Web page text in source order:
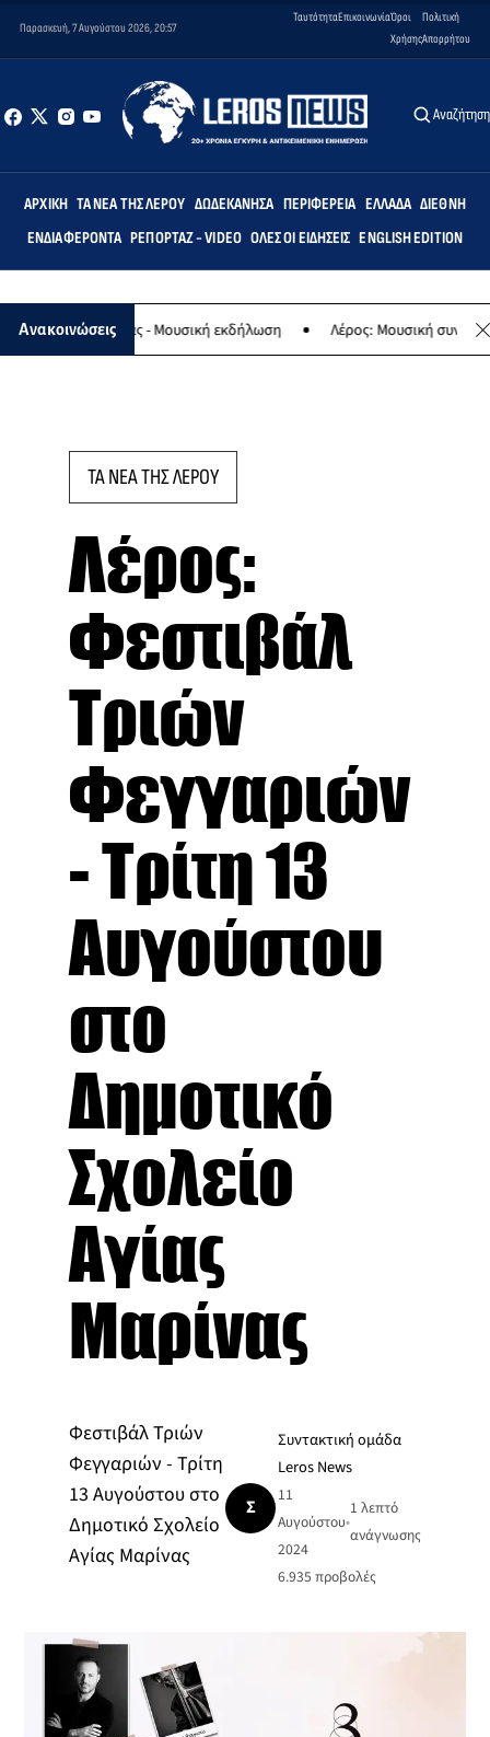
Παρασκευή, 7 Αυγούστου 2026, 20:57
ΤαυτότηταΕπικοινωνίαΌροι
Χρήσης
Πολιτική
Απορρήτου
Αναζήτηση
ΑΡΧΙΚΉ ΤΑ ΝΈΑ ΤΗΣ ΛΈΡΟΥ ΔΩΔΕΚΆΝΗΣΑ ΠΕΡΙΦΈΡΕΙΑ ΕΛΛΆΔΑ ΔΙΕΘΝΉ
ΕΝΔΙΑΦΈΡΟΝΤΑ ΡΕΠΟΡΤΆΖ - VIDEO ΌΛΕΣ ΟΙ ΕΙΔΉΣΕΙΣ ENGLISH EDITION
Ανακοινώσεις
της Παναγίας - Μουσική εκδήλωση Λέρος: Μουσική συναυλία
ΤΑ ΝΕΑ ΤΗΣ ΛΕΡΟΥ
Λέρος:
Φεστιβάλ
Τριών
Φεγγαριών
- Τρίτη 13
Αυγούστου
στο
Δημοτικό
Σχολείο
Αγίας
Μαρίνας
Φεστιβάλ Τριών
Φεγγαριών - Τρίτη
13 Αυγούστου στο
Δημοτικό Σχολείο
Αγίας Μαρίνας
Σ
Συντακτική ομάδα
Leros News
11
Αυγούστου
2024
•
1 λεπτό
ανάγνωσης
6.935 προβολές